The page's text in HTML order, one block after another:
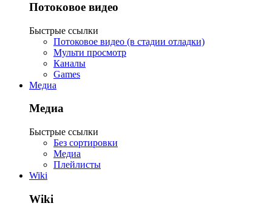
Потоковое видео
Быстрые ссылки
Потоковое видео (в стадии отладки)
Мульти просмотр
Каналы
Games
Медиа
Медиа
Быстрые ссылки
Без сортировки
Медиа
Плейлисты
Wiki
Wiki